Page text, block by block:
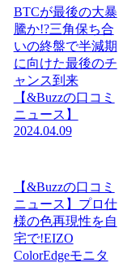
BTCが最後の大暴
騰か!?三角保ち合
いの終盤で半減期
に向けた最後のチ
ャンス到来
【&Buzzの口コミ
ニュース】
2024.04.09
【&Buzzの口コミ
ニュース】プロ仕
様の色再現性を自
宅で!EIZO
ColorEdgeモニタ